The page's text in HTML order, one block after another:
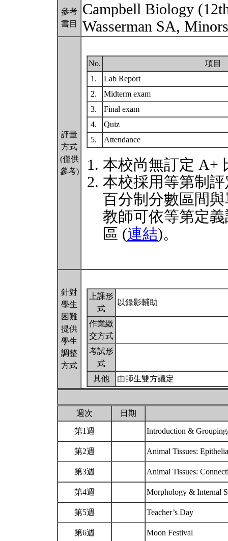
參考
書目
Campbell Biology
Wasserman SA,
評量
方式
(僅供
參考)
No.
項目
1.
Lab Report
2.
Midterm exam
3.
Final exam
4.
Quiz
5.
Attendance
本校尚無訂定 A+
本校採用等第制
百分制分數區間
教師可依等第定
區 (連結)。
針對
學生
困難
提供
學生
調整
方式
上課形
式
以錄影輔助
作業繳
交方式
考試形
式
其他
由師生雙方議定
週次 日期
第1週 Introduction &
第2週 Animal Tissues:
第3週 Animal Tissues:
第4週 Morphology & Internal
第5週 Teacher’s Day
第6週 Moon Festival